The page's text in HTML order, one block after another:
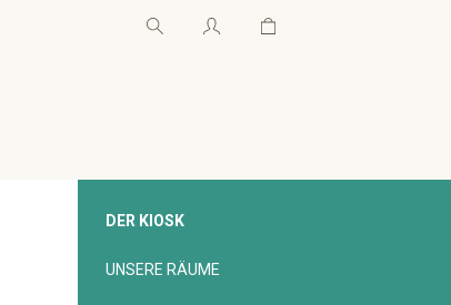
Warenkorb enthält 0
DER KIOSK
UNSERE RÄUME